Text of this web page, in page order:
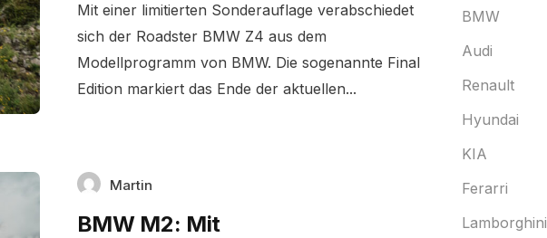
Mit einer limitierten Sonderauflage verabschiedet
sich der Roadster BMW Z4 aus dem
Modellprogramm von BMW. Die sogenannte Final
Edition markiert das Ende der aktuellen...
Martin
BMW M2: Mit
BMW
Audi
Renault
Hyundai
KIA
Ferarri
Lamborghini